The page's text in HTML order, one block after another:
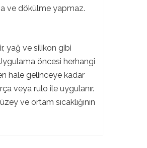
ve dökülme yapmaz.
yağ ve silikon gibi
öncesi herhangi
hale gelinceye kadar
veya rulo ile uygulanır.
ve ortam sıcaklığının